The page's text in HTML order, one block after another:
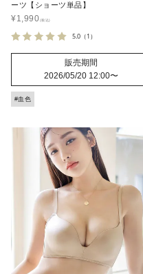
ーツ【ショーツ単品】
¥1,990
5.0 （1）
販売期間
2026/05/20 12:00〜
#血色